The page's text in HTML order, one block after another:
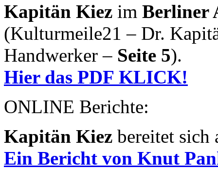
Kapitän Kiez im Berliner
(Kulturmeile21 – Dr.
Handwerker – Seite 5).
Hier das PDF KLICK!
ONLINE Berichte:
Kapitän Kiez bereitet sich
Ein Bericht von Knut